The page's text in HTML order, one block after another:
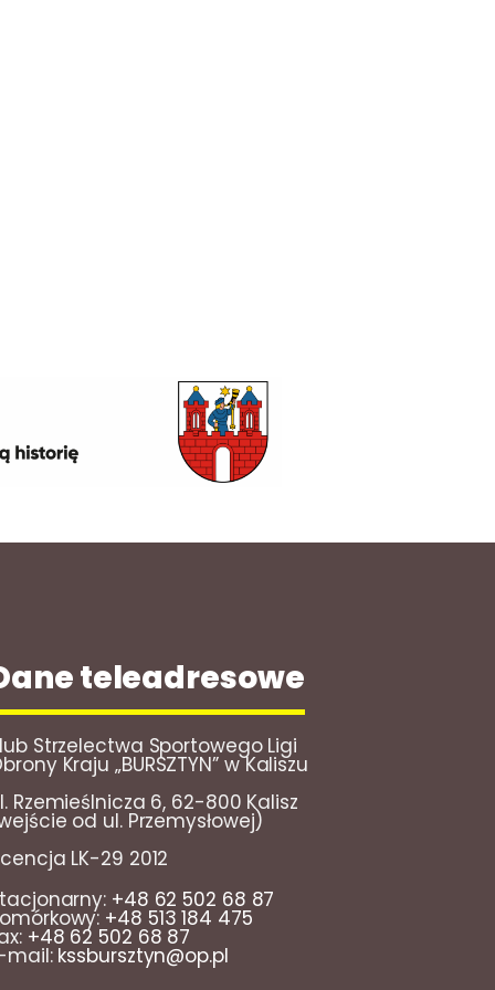
teleadresowe
Strzelectwa Sportowego Ligi
Kraju „BURSZTYN” w Kaliszu
Rzemieślnicza 6, 62-800 Kalisz
od ul. Przemysłowej)
LK-29 2012
+48 62 502 68 87
+48 513 184 475
+48 62 502 68 87
mail: kssbursztyn@op.pl